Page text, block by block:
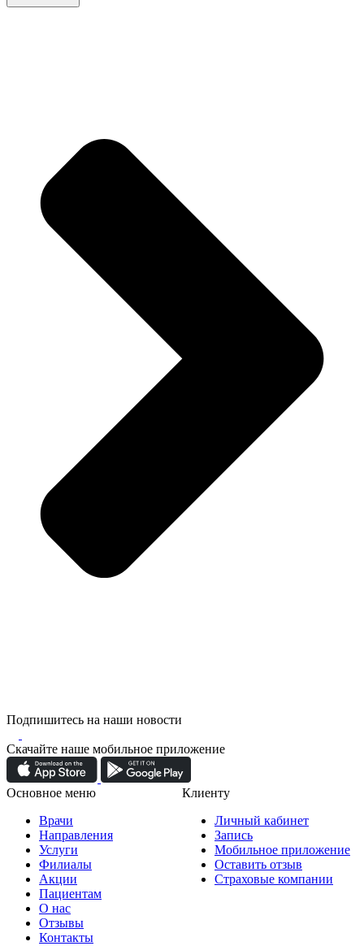
Подпишитесь на наши новости
Скачайте наше мобильное приложение
Основное меню
Врачи
Направления
Услуги
Филиалы
Акции
Пациентам
О нас
Отзывы
Контакты
Клиенту
Личный кабинет
Запись
Мобильное приложение
Оставить отзыв
Страховые компании